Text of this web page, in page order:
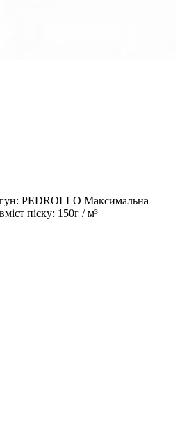
PEDROLLO Максимальна
піску: 150г / м³